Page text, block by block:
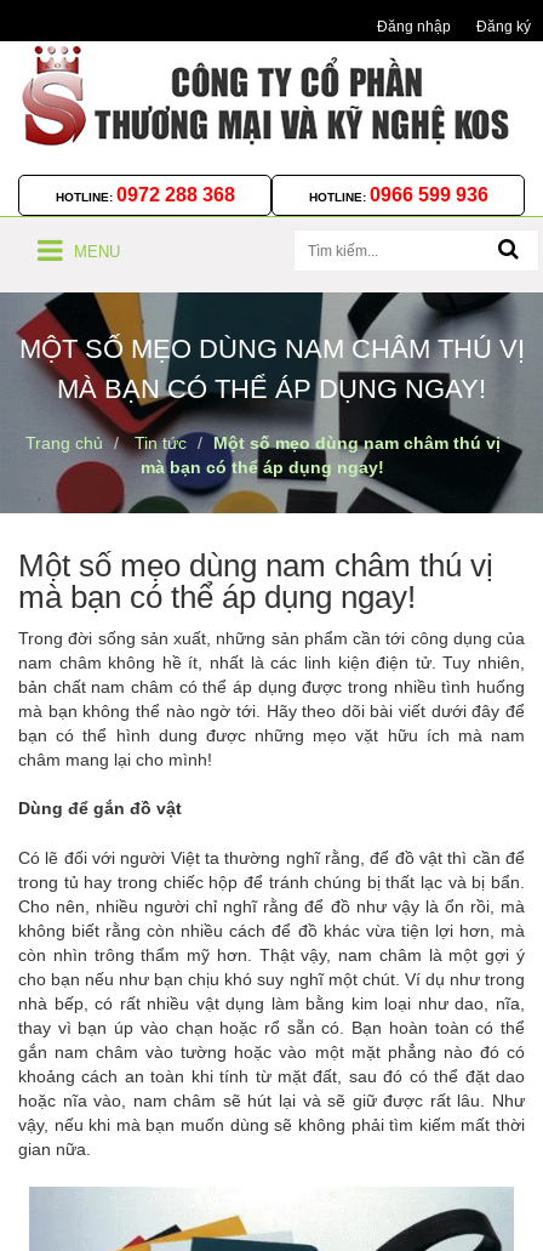
Đăng nhập Đăng ký
HOTLINE: 0972 288 368 HOTLINE: 0966 599 936
MENU
MỘT SỐ MẸO DÙNG NAM CHÂM THÚ VỊ
MÀ BẠN CÓ THỂ ÁP DỤNG NGAY!
Trang chủ Tin tức
Một số mẹo dùng nam châm thú vị
mà bạn có thể áp dụng ngay!
Một số mẹo dùng nam châm thú vị
mà bạn có thể áp dụng ngay!
Trong đời sống sản xuất, những sản phẩm cần tới công dụng của
nam châm không hề ít, nhất là các linh kiện điện tử. Tuy nhiên,
bản chất nam châm có thể áp dụng được trong nhiều tình huống
mà bạn không thể nào ngờ tới. Hãy theo dõi bài viết dưới đây để
bạn có thể hình dung được những mẹo vặt hữu ích mà nam
châm mang lại cho mình!
Dùng để gắn đồ vật
Có lẽ đối với người Việt ta thường nghĩ rằng, để đồ vật thì cần để
trong tủ hay trong chiếc hộp để tránh chúng bị thất lạc và bị bẩn.
Cho nên, nhiều người chỉ nghĩ rằng để đồ như vậy là ổn rồi, mà
không biết rằng còn nhiều cách để đồ khác vừa tiện lợi hơn, mà
còn nhìn trông thẩm mỹ hơn. Thật vậy, nam châm là một gợi ý
cho bạn nếu như bạn chịu khó suy nghĩ một chút. Ví dụ như trong
nhà bếp, có rất nhiều vật dụng làm bằng kim loại như dao, nĩa,
thay vì bạn úp vào chạn hoặc rổ sẵn có. Bạn hoàn toàn có thể
gắn nam châm vào tường hoặc vào một mặt phẳng nào đó có
khoảng cách an toàn khi tính từ mặt đất, sau đó có thể đặt dao
hoặc nĩa vào, nam châm sẽ hút lại và sẽ giữ được rất lâu. Như
vậy, nếu khi mà bạn muốn dùng sẽ không phải tìm kiếm mất thời
gian nữa.